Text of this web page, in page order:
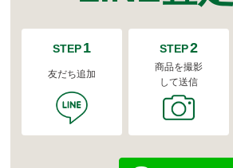
STEP1
友だち追加
STEP2
商品を撮影
して送信